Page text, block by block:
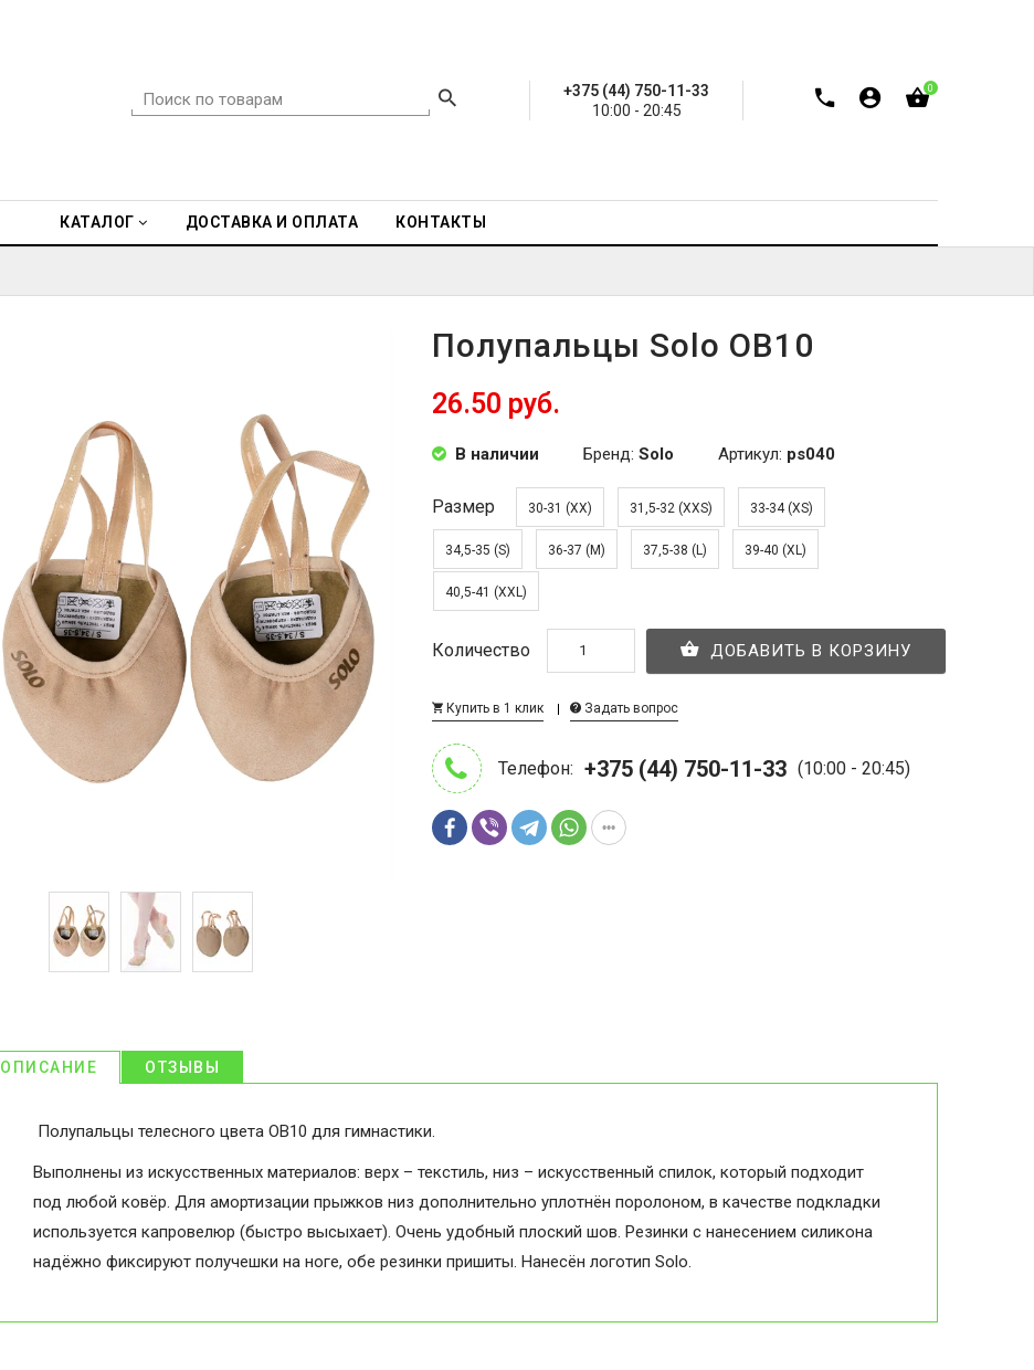
+375 (44) 750-11-33
10:00 - 20:45
0
КАТАЛОГ ДОСТАВКА И ОПЛАТА КОНТАКТЫ
Полупальцы Solo OB10
26.50 руб.
В наличии Бренд: Solo Артикул: ps040
Размер 30-31 (XX) 31,5-32 (XXS) 33-34 (XS)
34,5-35 (S) 36-37 (M) 37,5-38 (L) 39-40 (XL)
40,5-41 (XXL)
Количество ДОБАВИТЬ В КОРЗИНУ
Купить в 1 клик Задать вопрос
Телефон: +375 (44) 750-11-33 (10:00 - 20:45)
ОПИСАНИЕ ОТЗЫВЫ
Полупальцы телесного цвета ОВ10 для гимнастики.
Выполнены из искусственных материалов: верх – текстиль, низ – искусственный спилок, который подходит
под любой ковёр. Для амортизации прыжков низ дополнительно уплотнён поролоном, в качестве подкладки
используется капровелюр (быстро высыхает). Очень удобный плоский шов. Резинки с нанесением силикона
надёжно фиксируют получешки на ноге, обе резинки пришиты. Нанесён логотип Solo.